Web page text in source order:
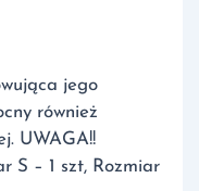
jego
również
UWAGA!!
S – 1 szt, Rozmiar